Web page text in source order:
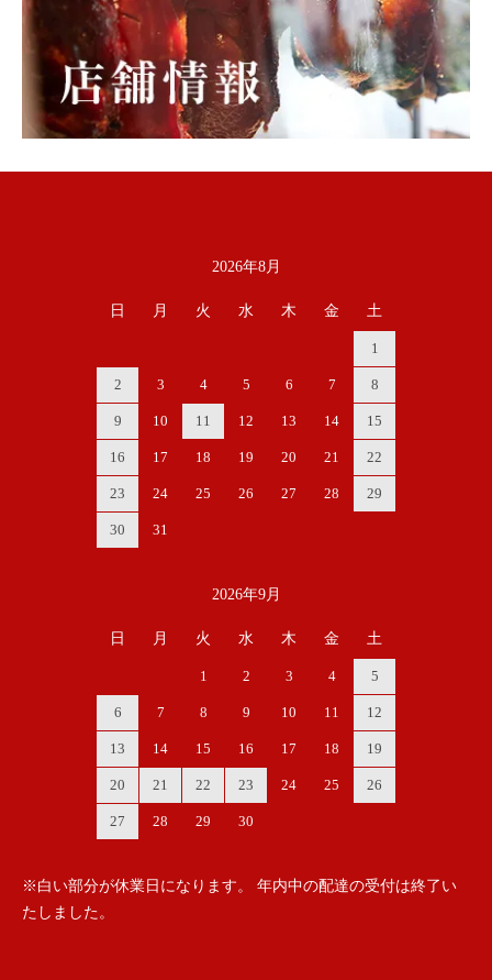
2026年8月
日 月 火 水 木 金 土
1
2 3 4 5 6 7 8
9 10 11 12 13 14 15
16 17 18 19 20 21 22
23 24 25 26 27 28 29
30 31
2026年9月
日 月 火 水 木 金 土
1 2 3 4 5
6 7 8 9 10 11 12
13 14 15 16 17 18 19
20 21 22 23 24 25 26
27 28 29 30
※白い部分が休業日になります。 年内中の配達の受付は終了い
たしました。